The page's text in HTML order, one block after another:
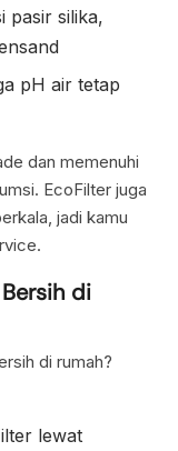
pasir silika,
pH air tetap
dan memenuhi
EcoFilter juga
jadi kamu
di
di rumah?
lewat